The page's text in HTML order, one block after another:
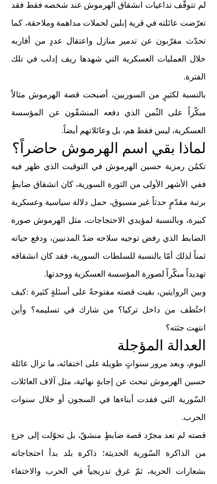
لم تتوقّف تداعيات انشقاق الهرموش عند شخصه فقط فقد
تعرّضت عائلته في قرية إبلين لحملات مداهمة وملاحقة، كما
تحدّث مقرّبون عن تدمير منازل واعتقال عددٍ من أقاربه
خلال العمليات العسكرية التي شهدها ريف إدلب في تلك
الفترة.
بالنسبة لكثيرٍ من السوريين، أصبحت قصة الهرموش مثالاً
مبكّراً على الثّمن الذي دفعه المنشقّون عن المؤسسة
العسكرية، ليس فقط هم، بل وعائلاتهم أيضاً.
لماذا بقي اسم الهرموش حاضراً؟
تكمُن رمزية حسين الهرموش في التوقيت الذي ظهر فيه
ففي الأشهر الأولى من الثورة السورية، كان انشقاق ضابطٍ
برتبة مقدّمٍ حدثاً غير مسبوق، حمل دلالة سياسية وعسكرية
كبيرة، وبالنسبة لمؤيدي الاحتجاجات، مثل الهرموش صورة
الضابط الذي رفض توجيه سلاحه ضدّ المدنيين، ودفع حياته
ثمناً لذلك أمّا بالنسبة للسلطات السورية، فقد كان انشقاقه
تهديداً مبكّراً لصورة المؤسسة العسكرية ووحدتها.
وبين الروايتين، بقيت قصته مفتوحةً على أسئلةٍ كثيرة :كيف
اختُطف من داخل تركيا؟ من شارك في تسليمه؟ وأين
انتهت جثته؟
العدالة المؤجلة
اليوم، وبعد مرور سنواتٍ طويلة على اختفائه، ما تزال عائلة
حسين الهرموش تبحث عن إجابةٍ نهائية، مثل آلاف العائلات
السّورية التي فقدت أبناءها في السجون أو خلال سنوات
الحرب.
قصته لم تعد مجرّد قصة ضابطٍ منشقّ، بل تحوّلت إلى جزءٍ
من الذاكرة السّورية الحديثة؛ ذاكرة بلد بدأ احتجاجاته
بشعارات الحرية، ثمّ غرق تدريجياً في الحرب والاختفاء